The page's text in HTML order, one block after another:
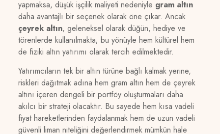
yapmaksa, düşük işçilik maliyeti nedeniyle gram altın
daha avantajlı bir seçenek olarak öne çıkar. Ancak
çeyrek altın, geleneksel olarak düğün, hediye ve
törenlerde kullanılmakta; bu yönüyle hem kültürel hem
de fiziki altın yatırımı olarak tercih edilmektedir.
Yatırımcıların tek bir altın türüne bağlı kalmak yerine,
riskleri dağıtmak adına hem gram altın hem de çeyrek
altını içeren dengeli bir portföy oluşturmaları daha
akılcı bir strateji olacaktır. Bu sayede hem kısa vadeli
fiyat hareketlerinden faydalanmak hem de uzun vadeli
güvenli liman niteliğini değerlendirmek mümkün hale